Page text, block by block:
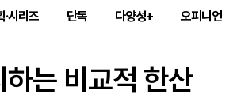
·시리즈 단독 다양성+ 오피니언
는 비교적 한산